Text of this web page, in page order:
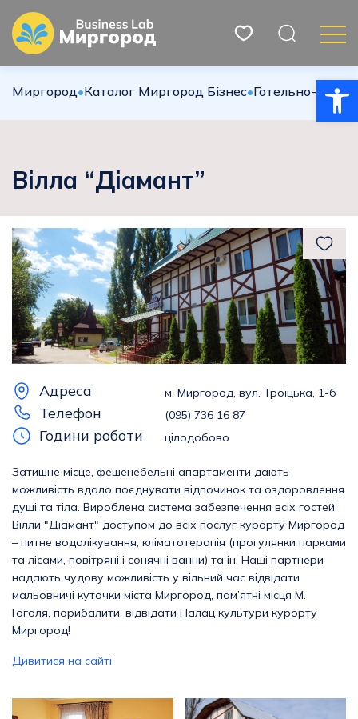
Миргород•Каталог Миргород Бізнес•Готельно-
Вілла “Діамант”
Адреса м. Миргород, вул. Троїцька, 1-б
Телефон (095) 736 16 87
Години роботи цілодобово
Затишне місце, фешенебельні апартаменти дають
можливість вдало поєднувати відпочинок та оздоровлення
душі та тіла. Вироблена система забезпечення всіх гостей
Вілли "Діамант" доступом до всіх послуг курорту Миргород
– питне водолікування, кліматотерапія (прогулянки парками
та лісами, повітряні і сонячні ванни) та ін. Наші партнери
надають чудову можливість у вільний час відвідати
мальовничі куточки міста Миргород, пам’ятні місця М.
Гоголя, порибалити, відвідати Палац культури курорту
Миргород!
Дивитися на сайті